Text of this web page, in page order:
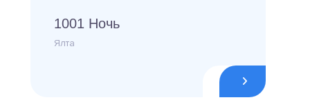
1001 Ночь
Ялта